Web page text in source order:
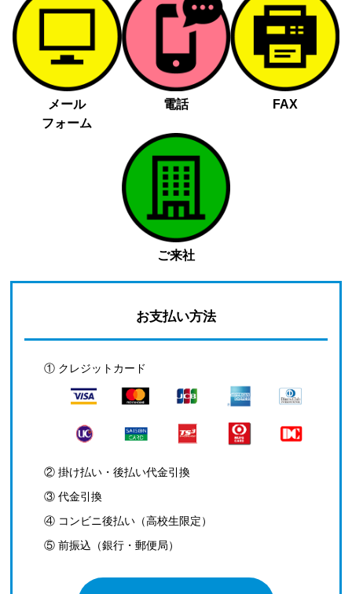
メール
フォーム
電話 FAX
ご来社
お支払い方法
① クレジットカード
② 掛け払い・後払い代金引換
③ 代金引換
④ コンビニ後払い（高校生限定）
⑤ 前振込（銀行・郵便局）